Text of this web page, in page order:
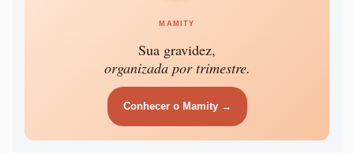
MAMITY
Sua gravidez,
organizada por trimestre.
Conhecer o Mamity →